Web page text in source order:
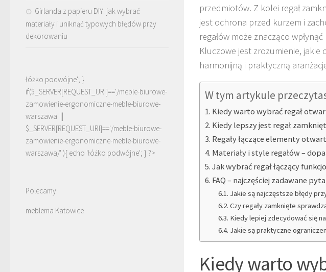
przedmiotów. Z kolei regał
jest ochrona przed kurzem i
regałów może znacząco
Kluczowe jest zrozumienie, jakie
harmonijną i praktyczną
W tym artykule
Kiedy warto wybrać regał
Kiedy lepszy jest regał
Regały łączące elementy
Materiały i style regałów –
Jak wybrać regał łączący
FAQ – najczęściej zadawane
Jakie są najczęstsze błędy
Czy regały zamknięte
Kiedy lepiej zdecydować się
Jakie są praktyczne
Kiedy warto
Girlanda z papieru DIY: jak wybrać
materiały i uniknąć typowych błędów przy
dekorowaniu
łóżko podwójne'; }
if($_SERVER[REQUEST_URI]=='/meble-biurowe-
zamowienie-ergonomiczne-meble-biurowe-
warszawa' ||
$_SERVER[REQUEST_URI]=='/meble-biurowe-
zamowienie-ergonomiczne-meble-biurowe-
warszawa/' ){ echo 'łóżko podwójne'; } ?>
Polecamy:
meblema Katowice